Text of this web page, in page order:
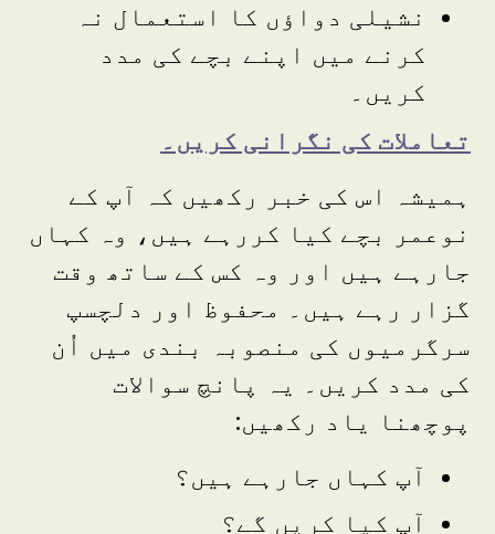
نشیلی دواؤں کا استعمال نہ
کرنے میں اپنے بچے کی مدد
کریں۔
تعاملات کی نگرانی کریں۔
ہمیشہ اس کی خبر رکھیں کہ آپ کے
نوعمر بچے کیا کررہے ہیں، وہ کہاں
جارہے ہیں اور وہ کس کے ساتھ وقت
گزار رہے ہیں۔ محفوظ اور دلچسپ
سرگرمیوں کی منصوبہ بندی میں اُن
کی مدد کریں۔ یہ پانچ سوالات
پوچھنا یاد رکھیں:
آپ کہاں جارہے ہیں؟
آپ کیا کریں گے؟